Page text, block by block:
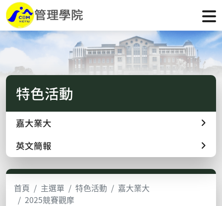
特色活動
嘉大業大
英文簡報
首頁 主選單 特色活動
嘉大業大
2025競賽觀摩